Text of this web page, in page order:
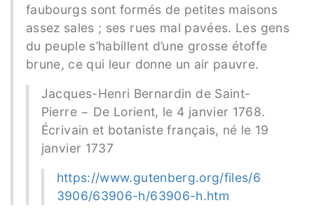
faubourgs sont formés de petites maisons
assez sales ; ses rues mal pavées. Les gens
du peuple s’habillent d’une grosse étoffe
brune, ce qui leur donne un air pauvre.
Jacques-Henri Bernardin de Saint-
Pierre − De Lorient, le 4 janvier 1768.
Écrivain et botaniste français, né le 19
janvier 1737
https://www.gutenberg.org/files/6
3906/63906-h/63906-h.htm